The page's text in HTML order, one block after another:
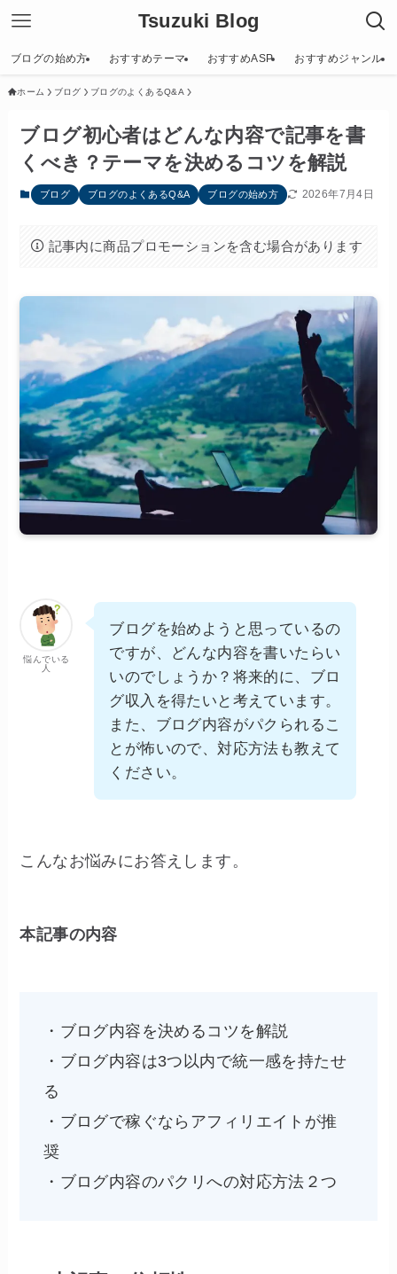
Tsuzuki Blog
ブログの始め方 おすすめテーマ おすすめASP おすすめジャンル
ホーム ブログ ブログのよくあるQ&A
ブログ初心者はどんな内容で記事を書
くべき？テーマを決めるコツを解説
ブログ ブログのよくあるQ&A ブログの始め方 2026年7月4日
記事内に商品プロモーションを含む場合があります
悩んでいる
人
ブログを始めようと思っているの
ですが、どんな内容を書いたらい
いのでしょうか？将来的に、ブロ
グ収入を得たいと考えています。
また、ブログ内容がパクられるこ
とが怖いので、対応方法も教えて
ください。
こんなお悩みにお答えします。
本記事の内容
・ブログ内容を決めるコツを解説
・ブログ内容は3つ以内で統一感を持たせ
る
・ブログで稼ぐならアフィリエイトが推
奨
・ブログ内容のパクリへの対応方法２つ